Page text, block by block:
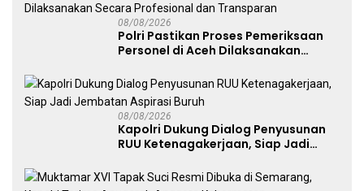
08/08/2026
Polri Pastikan Proses Pemeriksaan
Personel di Aceh Dilaksanakan
08/08/2026
Kapolri Dukung Dialog Penyusunan
RUU Ketenagakerjaan, Siap Jadi